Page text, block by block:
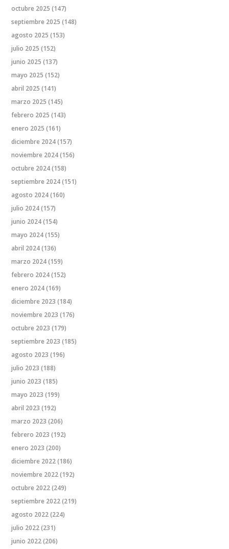
octubre 2025 (147)
septiembre 2025 (148)
agosto 2025 (153)
julio 2025 (152)
junio 2025 (137)
mayo 2025 (152)
abril 2025 (141)
marzo 2025 (145)
febrero 2025 (143)
enero 2025 (161)
diciembre 2024(157)
noviembre 2024(156)
octubre 2024(158)
septiembre 2024(151)
agosto 2024(160)
julio 2024(157)
junio 2024(154)
mayo 2024(155)
abril 2024(136)
marzo 2024(159)
febrero 2024(152)
enero 2024(169)
diciembre 2023 (184)
noviembre 2023 (176)
octubre 2023 (179)
septiembre 2023 (185)
agosto 2023 (196)
julio 2023 (188)
junio 2023 (185)
mayo 2023 (199)
abril 2023 (192)
marzo 2023 (206)
febrero 2023 (192)
enero 2023 (200)
diciembre 2022(186)
noviembre 2022(192)
octubre 2022(249)
septiembre 2022(219)
agosto 2022(224)
julio 2022(231)
junio 2022(206)